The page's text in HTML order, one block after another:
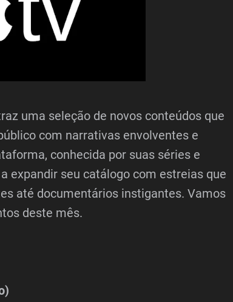
uma seleção de novos conteúdos que
com narrativas envolventes e
conhecida por suas séries e
expandir seu catálogo com estreias que
até documentários instigantes. Vamos
deste mês.